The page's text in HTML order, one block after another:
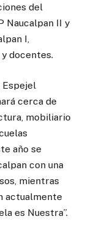
del
Naucalpan II y
I,
docentes.
Espejel
cerca de
mobiliario
año se
con una
mientras
actualmente
es Nuestra”.